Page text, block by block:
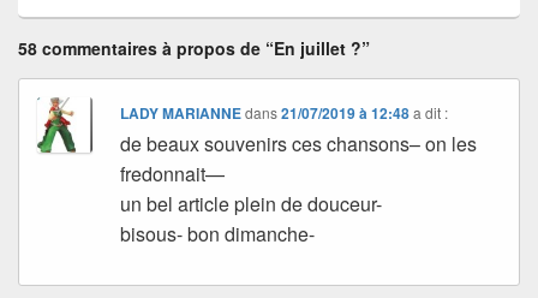
58 commentaires à propos de “En juillet ?”
LADY MARIANNEdans21/07/2019 à 12:48 a dit :
de beaux souvenirs ces chansons– on les
fredonnait—
un bel article plein de douceur-
bisous- bon dimanche-